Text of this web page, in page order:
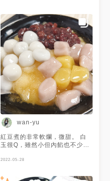
wan-yu
紅豆煮的非常軟爛，微甜。 白
玉很Q，雖然小但內餡也不少，
體覺得夏天來一碗，非常的消
配料跟豆花也好吃。 拍攝日📷
2022-05-28